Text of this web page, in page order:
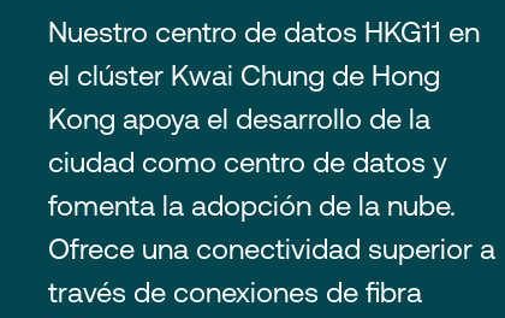
Nuestro centro de datos HKG11 en
el clúster Kwai Chung de Hong
Kong apoya el desarrollo de la
ciudad como centro de datos y
fomenta la adopción de la nube.
Ofrece una conectividad superior a
través de conexiones de fibra